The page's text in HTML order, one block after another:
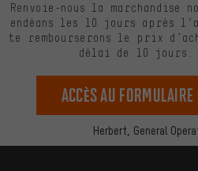
Herbert, General
Renvoie-nous la marchandise
endéans les 10 jours après
te rembourserons le prix
délai de 10 jours.
Accès au formulaire